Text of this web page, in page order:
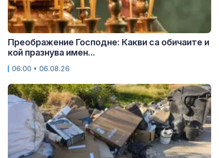
Преображение Господне: Какви са обичаите и
кой празнува имен...
06:00 • 06.08.26